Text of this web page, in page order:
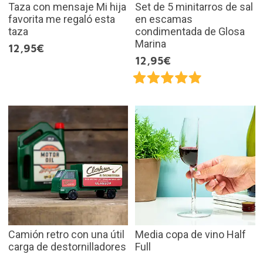
Taza con mensaje Mi hija
favorita me regaló esta
taza
12,95€
Set de 5 minitarros de sal
en escamas
condimentada de Glosa
Marina
12,95€
Camión retro con una útil
carga de destornilladores
Media copa de vino Half
Full